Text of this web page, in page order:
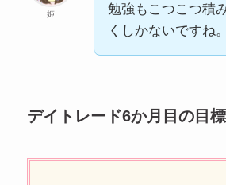
姫
勉強もこつこつ積
くしかないですね。
デイトレード6か月目の目標